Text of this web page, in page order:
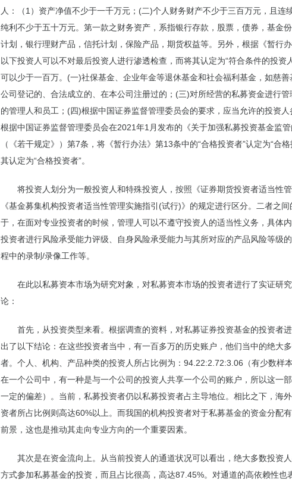
人：（1）资产净值不少于一千万元；(二)个人财务财产不少于三百万元，且连
纯利不少于五十万元。第一款之财务资产，系指银行存款，股票，债券，基金
计划，银行理财产品，信托计划，保险产品，期货权益等。另外，根据《暂行办
以下投资人可以不对最后投资人进行渗透检查，而将其认定为“符合条件的投资
可以少于一百万。(一)社保基金、企业年金等退休基金和社会福利基金，如慈
公司登记的、合法成立的、在本公司注册过的；(三)对所经营的私募资金进行管
的管理人和员工；(四)根据中国证券监督管理委员会的要求，应当允许的投资人
根据中国证券监督管理委员会在2021年1月发布的《关于加强私募投资基金监管
（《若干规定》）第7条，将《暂行办法》第13条中的“合格投资者”认定为“合
其认定为“合格投资者”。
将投资人划分为一般投资人和特殊投资人，按照《证券期货投资者适当性
《基金募集机构投资者适当性管理实施指引(试行)》的规定进行区分。二者之
于，在面对专业投资者的时候，管理人可以不遵守投资人的适当性义务，具体
投资者进行风险承受能力评级、自身风险承受能力与其所对应的产品风险等级
程中的录制/录像工作等。
在此以私募资本市场为研究对象，对私募资本市场的投资者进行了实证研
论：
首先，从投资类型来看。根据调查的资料，对私募证券投资基金的投资者
出了以下结论：在这些投资者当中，有一百多万的历史账户，他们当中的绝大
者。个人、机构、产品种类的投资人所占比例为：94.22:2.72:3.06（有少数样
在一个公司中，有一种是与一个公司的投资人共享一个公司的账户，所以这一
一定的偏差）。当前，私募投资者仍以私募投资者占主导地位。相比之下，海
资者所占比例则高达60%以上。而我国的机构投资者对于私募基金的资金分配
前景，这也是推动其走向专业方向的一个重要因素。
其次是在资金流向上。从当前投资人的通道状况可以看出，绝大多数投资
方式参加私募基金的投资，而且占比很高，高达87.45%。对通道的高依赖性也